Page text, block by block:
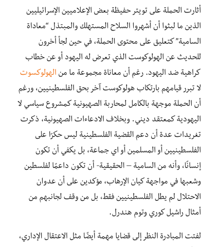
أثارت الحملة على تويتر حفيظة بعض الإعلاميين الإسرائيليين
الذين ما لبثوا أن أشهروا السلاح المستهلك والمبتذل “معاداة
السامية” كتعليق على محتوى الحملة، في حين لجأ أخرون
للحديث عن الهولوكوست الذي تعرض له اليهود أو عن خطاب
كراهية ضد اليهود. رغم أن معاناة مجموعة ما من الهولوكسوت
لا تبرر قيامهم بارتكاب هولوكوست آخر بحق الفلسطينيين، ورغم
أن الحملة موجهة بالكامل لمحاربة الصهيونية كمشروع سياسي لا
اليهودية كمعتقد ديني. وبخلاف الادعاءات الصهيونية، ذكرت
تغريدات عدة أن دعم القضية الفلسطينية ليس حكرًا على
الفلسطينيين أو المسلمين أو اي جماعة، بل يكفي أن تكون
إنسانًا، وأنه من السامية – الحقيقية- أن تكون داعمًا لفلسطين
وشعبها في مواجهة كيان الإرهاب، مؤكدين على أن عدوان
الاحتلال لم يطل الفلسطينيين فقط، بل من وقف لجانبهم من
أمثال راشيل كوري وتوم هندرل.
لفتت المبادرة النظر إلى قضايا مهمة أيضًا مثل الاعتقال الإداري،